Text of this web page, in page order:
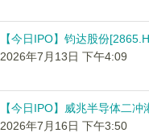
【今日IPO】钧达股份
2026年7月13日 下午4:09
【今日IPO】威兆半导体二冲
2026年7月16日 下午3:50